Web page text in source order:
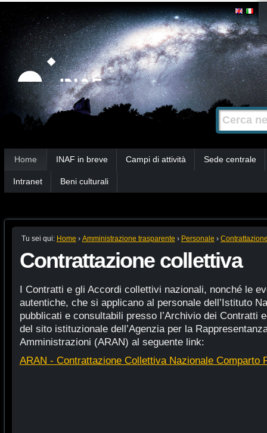
Strumenti
personali
Salta
contenuti.
|
Salta
alla
navigazione
Cerca nel
Ricerca
avanzata…
Home INAF in breve Campi di attività Sede centrale
Intranet Beni culturali
Tu sei qui: Home › Amministrazione trasparente › Personale ›
Contrattazione collettiva
I Contratti e gli Accordi collettivi nazionali, nonché le
autentiche, che si applicano al personale dell’Istituto
pubblicati e consultabili presso l’Archivio dei Contratti
del sito istituzionale dell’Agenzia per la
Amministrazioni (ARAN) al seguente link:
ARAN - Contrattazione Collettiva Nazionale Comparto